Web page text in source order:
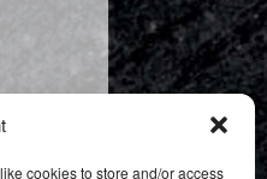
cookies to store and/or access